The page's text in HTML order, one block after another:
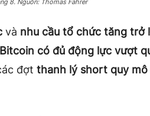
8. Nguồn: Thomas Fahrer
và nhu cầu tổ chức tăng trở
Bitcoin có đủ động lực vượt
đợt thanh lý short quy mô